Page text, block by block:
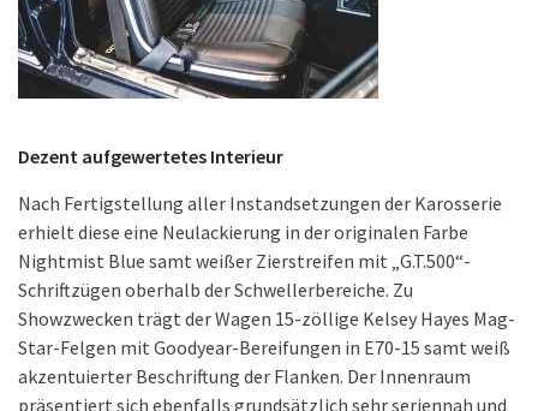
Dezent aufgewertetes Interieur
Nach Fertigstellung aller Instandsetzungen der Karosserie
erhielt diese eine Neulackierung in der originalen Farbe
Nightmist Blue samt weißer Zierstreifen mit „G.T.500“-
Schriftzügen oberhalb der Schwellerbereiche. Zu
Showzwecken trägt der Wagen 15-zöllige Kelsey Hayes Mag-
Star-Felgen mit Goodyear-Bereifungen in E70-15 samt weiß
akzentuierter Beschriftung der Flanken. Der Innenraum
präsentiert sich ebenfalls grundsätzlich sehr seriennah und